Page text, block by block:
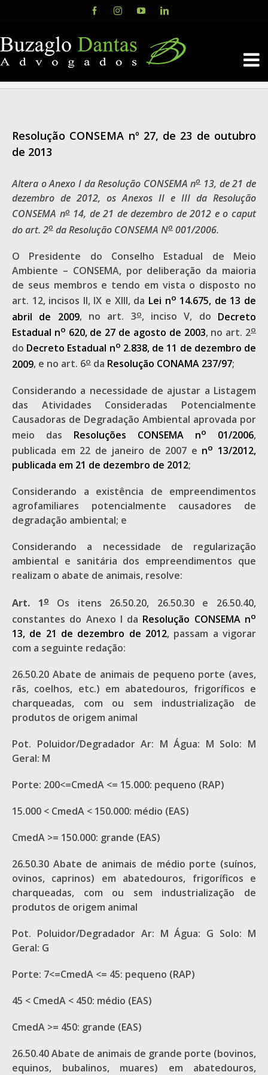
content
FacebookInstagramYouTubeLinkedIn
Resolução CONSEMA nº 27, de 23 de outubro
de 2013
Altera o Anexo I da Resolução CONSEMA no13, de 21 de
dezembro de 2012, os Anexos II e III da Resolução
CONSEMA no14, de 21 de dezembro de 2012 e o caput
do art. 2o da Resolução CONSEMA No 001/2006.
O Presidente do Conselho Estadual de Meio
Ambiente – CONSEMA, por deliberação da maioria
de seus membros e tendo em vista o disposto no
art. 12, incisos II, IX e XIII, da Lei no 14.675, de 13 de
abril de 2009, no art. 3o, inciso V, do Decreto
Estadual no 620, de 27 de agosto de 2003, no art. 2o
do Decreto Estadual no 2.838, de 11 de dezembro de
2009, e no art. 6o da Resolução CONAMA 237/97;
Considerando a necessidade de ajustar a Listagem
das Atividades Consideradas Potencialmente
Causadoras de Degradação Ambiental aprovada por
meio das Resoluções CONSEMA no 01/2006,
publicada em 22 de janeiro de 2007 e no 13/2012,
publicada em 21 de dezembro de 2012;
Considerando a existência de empreendimentos
agrofamiliares potencialmente causadores de
degradação ambiental; e
Considerando a necessidade de regularização
ambiental e sanitária dos empreendimentos que
realizam o abate de animais, resolve:
Art. 1oOs itens 26.50.20, 26.50.30 e 26.50.40,
constantes do Anexo I da Resolução CONSEMA no
13, de 21 de dezembro de 2012, passam a vigorar
com a seguinte redação:
26.50.20 Abate de animais de pequeno porte (aves,
rãs, coelhos, etc.) em abatedouros, frigoríficos e
charqueadas, com ou sem industrialização de
produtos de origem animal
Pot. Poluidor/Degradador Ar: M Água: M Solo: M
Geral: M
Porte: 200<=CmedA <= 15.000: pequeno (RAP)
15.000 < CmedA < 150.000: médio (EAS)
CmedA >= 150.000: grande (EAS)
26.50.30 Abate de animais de médio porte (suínos,
ovinos, ca­prinos) em abatedouros, frigoríficos e
charqueadas, com ou sem industrialização de
produtos de origem animal
Pot. Poluidor/Degradador Ar: M Água: G Solo: M
Geral: G
Porte: 7<=CmedA <= 45: pequeno (RAP)
45 < CmedA < 450: médio (EAS)
CmedA >= 450: grande (EAS)
26.50.40 Abate de animais de grande porte (bovinos,
equinos, bubalinos, muares) em abatedouros,